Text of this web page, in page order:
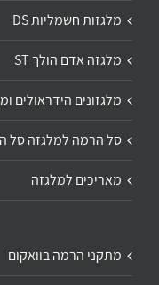
מלגזות חשמליות DS
מלגזה אדם הולך ST
מלגזונים הידראולים
סל הרמה למלגזה סל
מאריכים למלגזה
מתקני הרמה בוואקום